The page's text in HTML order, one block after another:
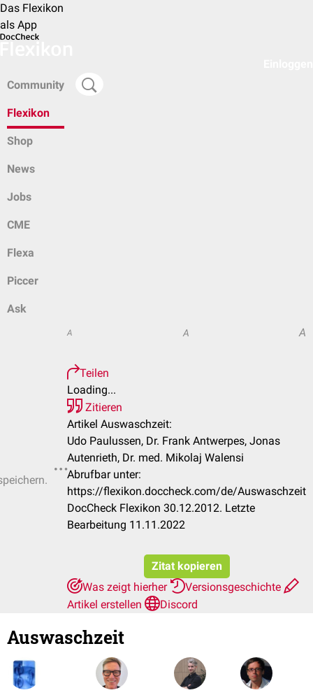
Das Flexikon
als App
Community
Flexikon
Shop
News
Jobs
CME
Flexa
Piccer
Ask
A A A
Teilen
Loading...
Zitieren
Artikel Auswaschzeit:
Udo Paulussen, Dr. Frank Antwerpes, Jonas
Autenrieth, Dr. med. Mikolaj Walensi
Abrufbar unter:
https://flexikon.doccheck.com/de/Auswaschzeit
DocCheck Flexikon 30.12.2012. Letzte
Bearbeitung 11.11.2022
Zitat kopieren
Was zeigt hierher
Versionsgeschichte
Artikel erstellen
Discord
Auswaschzeit